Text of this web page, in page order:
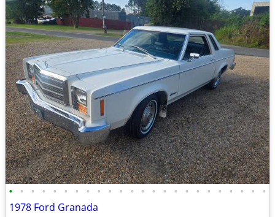
• • • • • • • • • • • • • • • • • • • • • • • •
1978 Ford Granada